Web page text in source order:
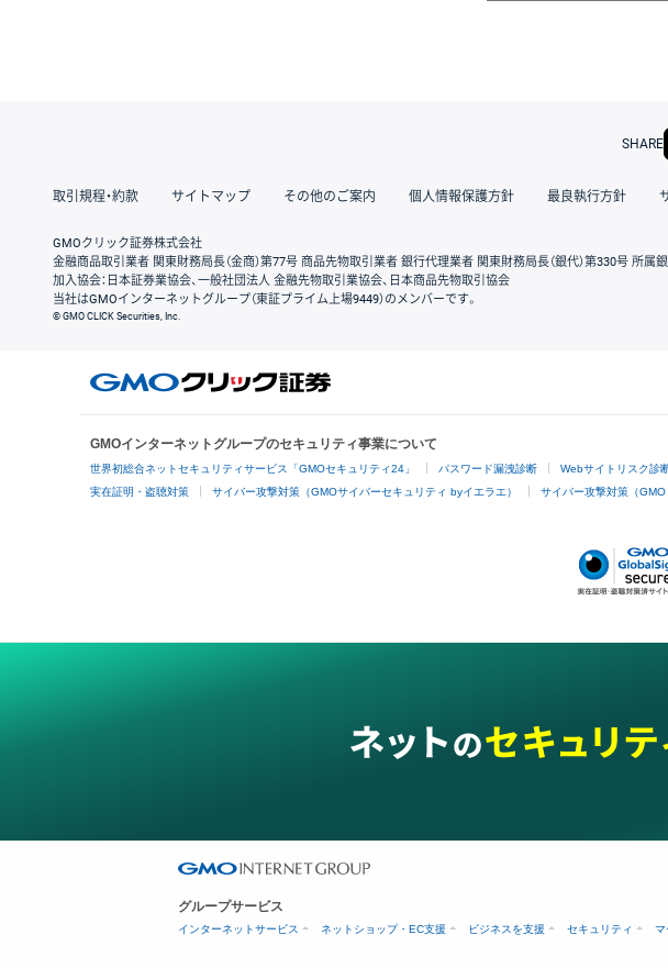
SHARE
取引規程・約款 サイトマップ その他のご案内 個人情報保護方針 最良執行方針
GMOクリック証券株式会社
金融商品取引業者 関東財務局長（金商）第77号 商品先物取引業者 銀行代理業者 関東財務局長（銀代）第330号 所属
加入協会：日本証券業協会、一般社団法人 金融先物取引業協会、日本商品先物取引協会
当社はGMOインターネットグループ（東証プライム上場9449）のメンバーです。
© GMO CLICK Securities, Inc.
GMOインターネットグループのセキュリティ事業について
世界初総合ネットセキュリティサービス「GMOセキュリティ24」 パスワード漏洩診断 Webサイトリスク診
実在証明・盗聴対策 サイバー攻撃対策（GMOサイバーセキュリティ byイエラエ） サイバー攻撃対策（GMO
グループサービス
インターネットサービス ネットショップ・EC支援 ビジネスを支援 セキュリティ マ